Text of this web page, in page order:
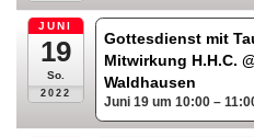
JUNI
19
So.
2022
Gottesdienst mit
Mitwirkung H.H.C.
Waldhausen
Juni 19 um 10:00 –